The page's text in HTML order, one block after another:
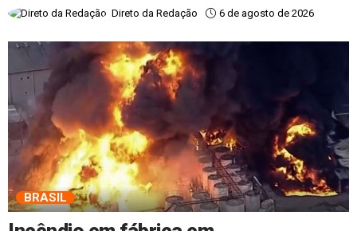
Direto da Redação 6 de agosto de 2026
BRASIL